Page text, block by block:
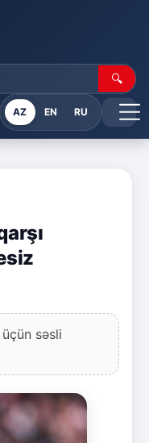
🔍
AZ EN RU
üçün səsli